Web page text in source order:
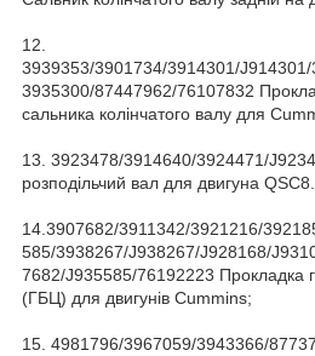
12.
3939353/3901734/3914301/
3935300/87447962/76107832
сальника колінчатого валу для
13. 3923478/3914640/3924471/
розподільчий вал для двигуна
14.3907682/3911342/3921216/
585/3938267/J938267/J928168/
7682/J935585/76192223 Прокладка
(ГБЦ) для двигунів Cummins;
15. 4981796/3967059/3943366/